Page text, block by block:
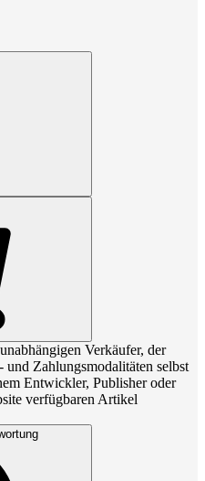
Verkäufer, der
Zahlungsmodalitäten selbst
Entwickler, Publisher oder
verfügbaren Artikel